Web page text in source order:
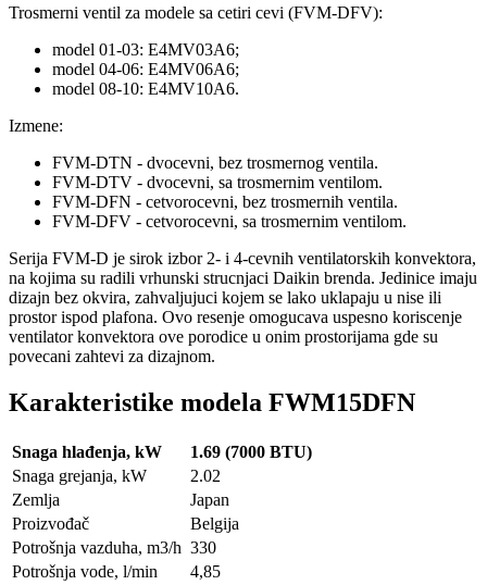
Trosmerni ventil za modele sa cetiri cevi (FVM-DFV):
model 01-03: E4MV03A6;
model 04-06: E4MV06A6;
model 08-10: E4MV10A6.
Izmene:
FVM-DTN - dvocevni, bez trosmernog ventila.
FVM-DTV - dvocevni, sa trosmernim ventilom.
FVM-DFN - cetvorocevni, bez trosmernih ventila.
FVM-DFV - cetvorocevni, sa trosmernim ventilom.
Serija FVM-D je sirok izbor 2- i 4-cevnih ventilatorskih konvektora,
na kojima su radili vrhunski strucnjaci Daikin brenda. Jedinice imaju
dizajn bez okvira, zahvaljujuci kojem se lako uklapaju u nise ili
prostor ispod plafona. Ovo resenje omogucava uspesno koriscenje
ventilator konvektora ove porodice u onim prostorijama gde su
povecani zahtevi za dizajnom.
Karakteristike modela FWM15DFN
Snaga hlađenja, kW
1.69 (7000 BTU)
Snaga grejanja, kW
2.02
Zemlja
Japan
Proizvođač
Belgija
Potrošnja vazduha, m3/h 330
Potrošnja vode, l/min
4,85